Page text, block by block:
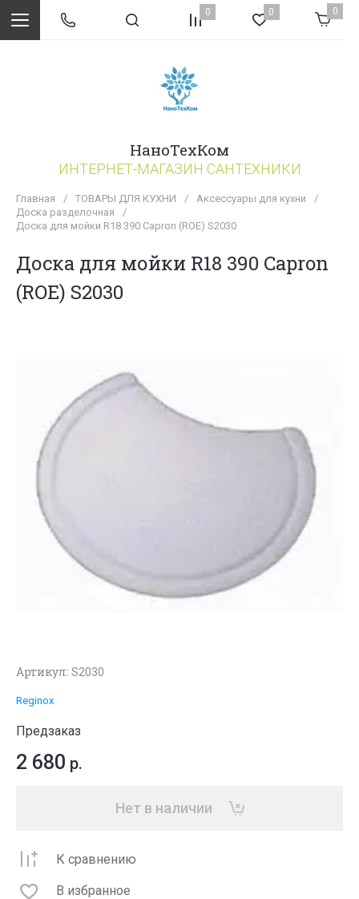
0 0 0
НаноТехКом
ИНТЕРНЕТ-МАГАЗИН САНТЕХНИКИ
Главная / ТОВАРЫ ДЛЯ КУХНИ / Аксессуары для кухни
/
Доска разделочная
/
Доска для мойки R18 390 Capron (ROE) S2030
Доска для мойки R18 390 Capron
(ROE) S2030
Артикул: S2030
Reginox
Предзаказ
2 680 р.
Нет в наличии
К сравнению
В избранное